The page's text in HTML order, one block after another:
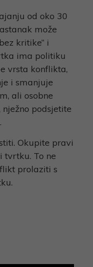
od oko 30
može
kritike” i
ima politiku
vrsta konflikta,
i smanjuje
ali osobne
podsjetite
Okupite pravi
tvrtku. To ne
prolaziti s